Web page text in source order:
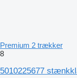
Premium 2 trækker
8
5010225677